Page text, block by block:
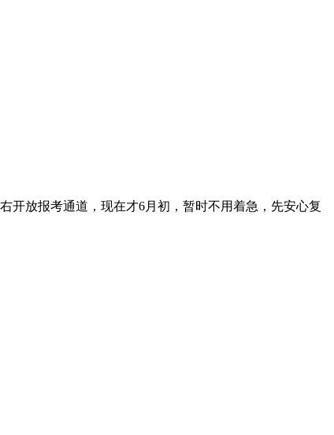
开放报考通道，现在才6月初，暂时不用着急，先安心复